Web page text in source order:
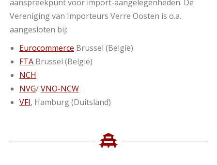
aanspreekpunt voor import-aangelegenheden. De
Vereniging van Importeurs Verre Oosten is o.a.
aangesloten bij:
Eurocommerce Brussel (België)
FTA Brussel (België)
NCH
NVG/VNO-NCW
VFI, Hamburg (Duitsland)